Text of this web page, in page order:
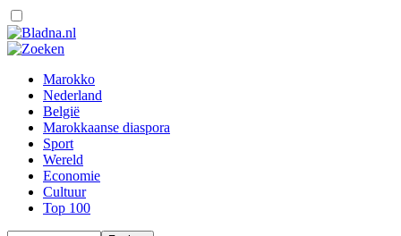
Marokko
Nederland
België
Marokkaanse diaspora
Sport
Wereld
Economie
Cultuur
Top 100